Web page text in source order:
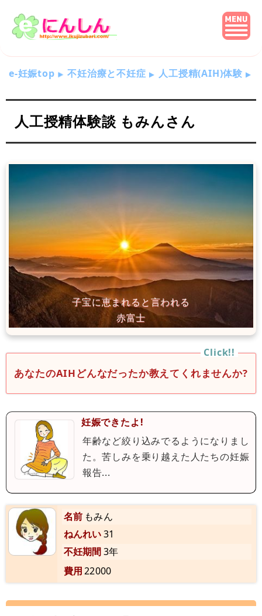
e-妊娠top 不妊治療と不妊症 人工授精(AIH)体験
人工授精体験談 もみんさん
あなたのAIHどんなだったか教えてくれませんか?
妊娠できたよ!
年齢など絞り込みでるようになりまし
た。苦しみを乗り越えた人たちの妊娠
報告...
名前 もみん
ねんれい31
不妊期間3年
費用22000